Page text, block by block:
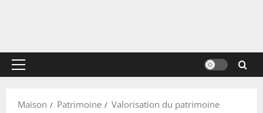
Menu
Maison
Patrimoine Valorisation du patrimoine